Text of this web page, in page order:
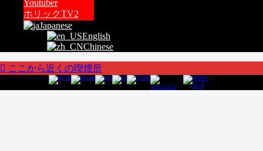
Youtuber
ホリックTV2
Japanese
English
Chinese
ここから近くの喫煙所